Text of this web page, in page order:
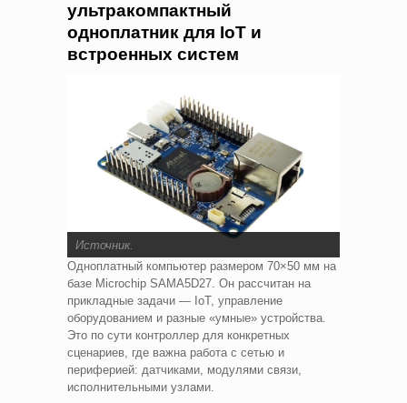
ультракомпактный
одноплатник для IoT и
встроенных систем
Источник
Одноплатный компьютер размером 70×50 мм на
базе Microchip SAMA5D27. Он рассчитан на
прикладные задачи — IoT, управление
оборудованием и разные «умные» устройства.
Это по сути контроллер для конкретных
сценариев, где важна работа с сетью и
периферией: датчиками, модулями связи,
исполнительными узлами.